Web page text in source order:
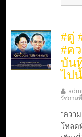
#ตู่
#ค
บัน
ไป
รัชกาล
“ควา
โหลด